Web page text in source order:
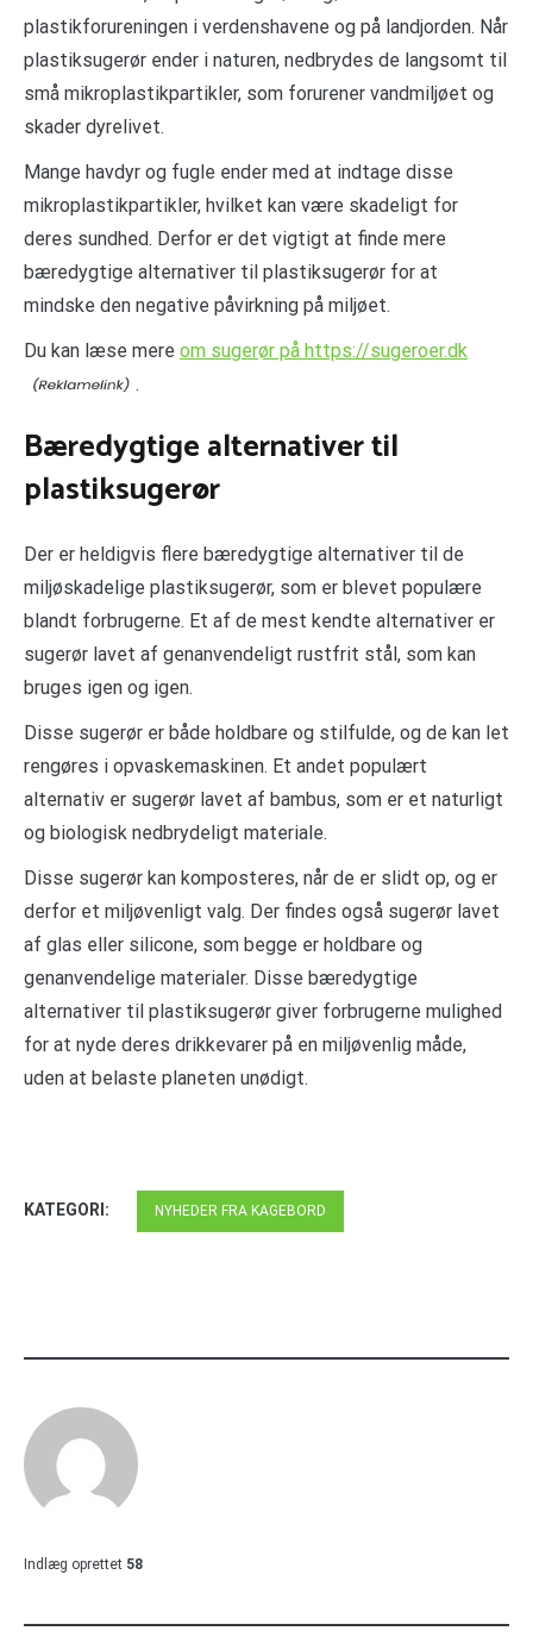
plastikforureningen i verdenshavene og på landjorden. Når
plastiksugerør ender i naturen, nedbrydes de langsomt til
små mikroplastikpartikler, som forurener vandmiljøet og
skader dyrelivet.
Mange havdyr og fugle ender med at indtage disse
mikroplastikpartikler, hvilket kan være skadeligt for
deres sundhed. Derfor er det vigtigt at finde mere
bæredygtige alternativer til plastiksugerør for at
mindske den negative påvirkning på miljøet.
Du kan læse mere om sugerør på https://sugeroer.dk
.
Bæredygtige alternativer til
plastiksugerør
Der er heldigvis flere bæredygtige alternativer til de
miljøskadelige plastiksugerør, som er blevet populære
blandt forbrugerne. Et af de mest kendte alternativer er
sugerør lavet af genanvendeligt rustfrit stål, som kan
bruges igen og igen.
Disse sugerør er både holdbare og stilfulde, og de kan let
rengøres i opvaskemaskinen. Et andet populært
alternativ er sugerør lavet af bambus, som er et naturligt
og biologisk nedbrydeligt materiale.
Disse sugerør kan komposteres, når de er slidt op, og er
derfor et miljøvenligt valg. Der findes også sugerør lavet
af glas eller silicone, som begge er holdbare og
genanvendelige materialer. Disse bæredygtige
alternativer til plastiksugerør giver forbrugerne mulighed
for at nyde deres drikkevarer på en miljøvenlig måde,
uden at belaste planeten unødigt.
KATEGORI: NYHEDER FRA KAGEBORD
Indlæg oprettet 58